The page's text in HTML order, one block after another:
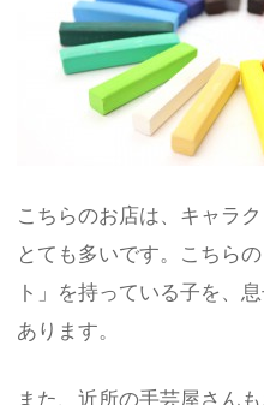
こちらのお店は、キャラ
とても多いです。こちら
ト」を持っている子を、
あります。
また、近所の手芸屋さん